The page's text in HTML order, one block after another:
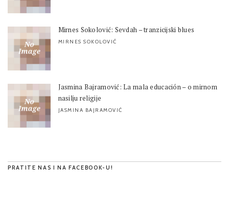
Mirnes Sokolović: Sevdah – tranzicijski blues
MIRNES SOKOLOVIĆ
Jasmina Bajramović: La mala educación – o mirnom
nasilju religije
JASMINA BAJRAMOVIĆ
PRATITE NAS I NA FACEBOOK-U!